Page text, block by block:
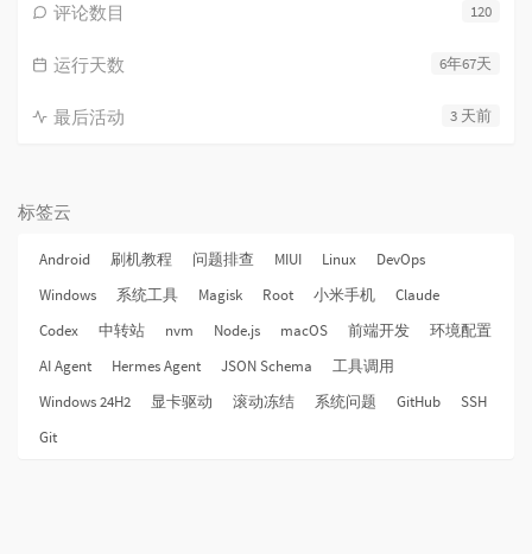
120
评论数目
6年67天
运行天数
3 天前
最后活动
标签云
Android 刷机教程 问题排查 MIUI Linux
DevOps
Windows
系统工具 Magisk Root 小米手机
Claude
Codex
中转站 nvm Node.js macOS 前端开发
环境配置
AI Agent
Hermes Agent JSON Schema
工具调用
Windows 24H2
显卡驱动 滚动冻结 系统问题 GitHub
SSH
Git